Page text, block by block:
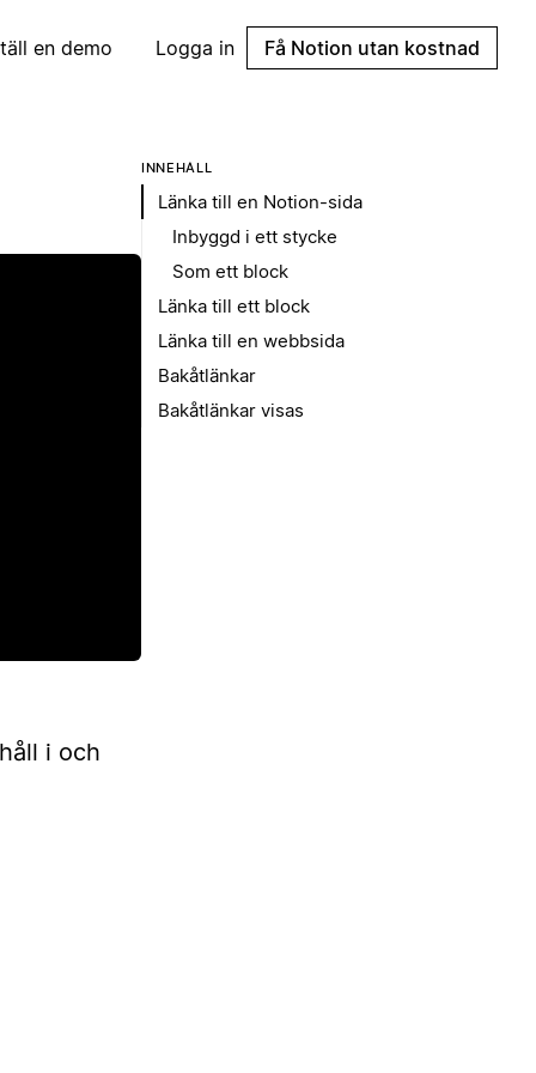
en demo Logga in Få Notion utan kostnad
i och
INNEHÅLL
Länka till en Notion-sida
Inbyggd i ett stycke
Som ett block
Länka till ett block
Länka till en webbsida
Bakåtlänkar
Bakåtlänkar visas